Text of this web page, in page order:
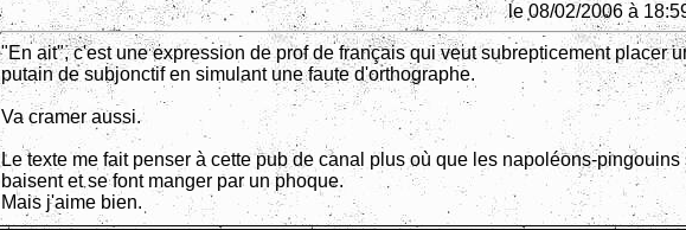
le 08/02/2006 à
"En ait", c'est une expression de prof de français qui veut subrepticement placer
putain de subjonctif en simulant une faute d'orthographe.
Va cramer aussi.
Le texte me fait penser à cette pub de canal plus où que les napoléons-pingouins
baisent et se font manger par un phoque.
Mais j'aime bien.